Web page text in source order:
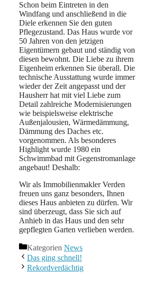
Schon beim Eintreten in den
Windfang und anschließend in die
Diele erkennen Sie den guten
Pflegezustand. Das Haus wurde vor
50 Jahren von den jetzigen
Eigentümern gebaut und ständig von
diesen bewohnt. Die Liebe zu ihrem
Eigenheim erkennen Sie überall. Die
technische Ausstattung wurde immer
wieder der Zeit angepasst und der
Hausherr hat mit viel Liebe zum
Detail zahlreiche Modernisierungen
wie beispielsweise elektrische
Außenjalousien, Wärmedämmung,
Dämmung des Daches etc.
vorgenommen. Als besonderes
Highlight wurde 1980 ein
Schwimmbad mit Gegenstromanlage
angebaut! Deshalb:
Wir als Immobilienmakler Verden
freuen uns ganz besonders, Ihnen
dieses Haus anbieten zu dürfen. Wir
sind überzeugt, dass Sie sich auf
Anhieb in das Haus und den sehr
gepflegten Garten verlieben werden.
Kategorien News
Das ging schnell!
Rekordverdächtig